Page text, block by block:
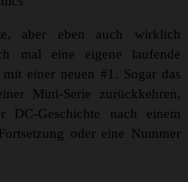
aber eben auch wirklich
mal eine eigene laufende
mit einer neuen #1. Sogar das
Mini-Serie zurückkehren,
DC-Geschichte nach einem
oder eine Nummer